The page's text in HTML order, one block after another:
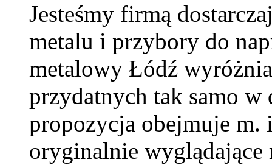
Jesteśmy firmą
metalu i przybory do
metalowy Łódź
przydatnych tak samo w
propozycja obejmuje m.
oryginalnie wyglądające